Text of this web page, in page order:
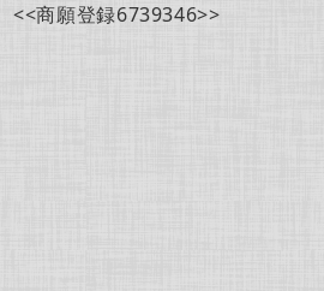
<<商願登録6739346>>